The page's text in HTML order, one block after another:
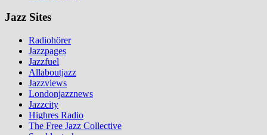
Jazz Sites
Radiohörer
Jazzpages
Jazzfuel
Allaboutjazz
Jazzviews
Londonjazznews
Jazzcity
Highres Radio
The Free Jazz Collective